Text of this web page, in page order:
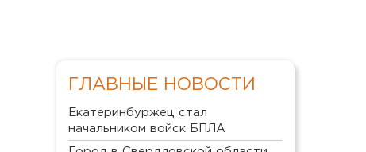
ГЛАВНЫЕ НОВОСТИ
Екатеринбуржец стал
начальником войск БПЛА